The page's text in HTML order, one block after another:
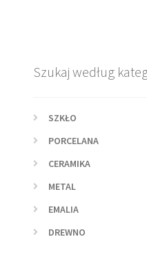
Szukaj według
SZKŁO
PORCELANA
CERAMIKA
METAL
EMALIA
DREWNO